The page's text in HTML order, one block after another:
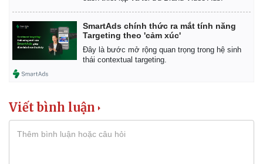
SmartAds chính thức ra mắt tính năng
Targeting theo 'cảm xúc'
Đây là bước mở rộng quan trọng trong hệ sinh
thái contextual targeting.
Viết bình luận